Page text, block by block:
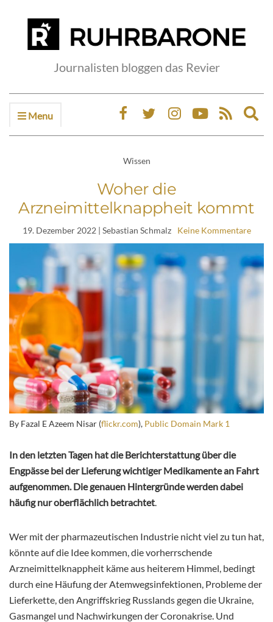
Journalisten bloggen das Revier
Menu
Wissen
Woher die
Arzneimittelknappheit kommt
19. Dezember 2022| Sebastian Schmalz Keine Kommentare
By Fazal E Azeem Nisar (flickr.com), Public Domain Mark 1
In den letzten Tagen hat die Berichterstattung über die
Engpässe bei der Lieferung wichtiger Medikamente an Fahrt
aufgenommen. Die genauen Hintergründe werden dabei
häufig nur oberflächlich betrachtet
Wer mit der pharmazeutischen Industrie nicht viel zu tun hat,
könnte auf die Idee kommen, die vorherrschende
Arzneimittelknappheit käme aus heiterem Himmel, bedingt
durch eine Häufung der Atemwegsinfektionen, Probleme der
Lieferkette, den Angriffskrieg Russlands gegen die Ukraine,
Gasmangel und Nachwirkungen der Coronakrise. Und